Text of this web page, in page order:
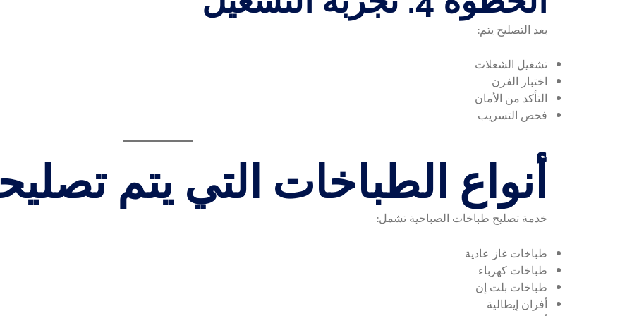
بعد التصليح يتم:
تشغيل الشعلات
اختبار الفرن
التأكد من الأمان
فحص التسريب
أنواع الطباخات التي يتم
خدمة تصليح طباخات الصباحية تشمل:
طباخات غاز عادية
طباخات كهرباء
طباخات بلت إن
أفران إيطالية